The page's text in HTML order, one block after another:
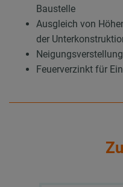
Baustelle
Ausgleich von
der
Feuerverzinkt für